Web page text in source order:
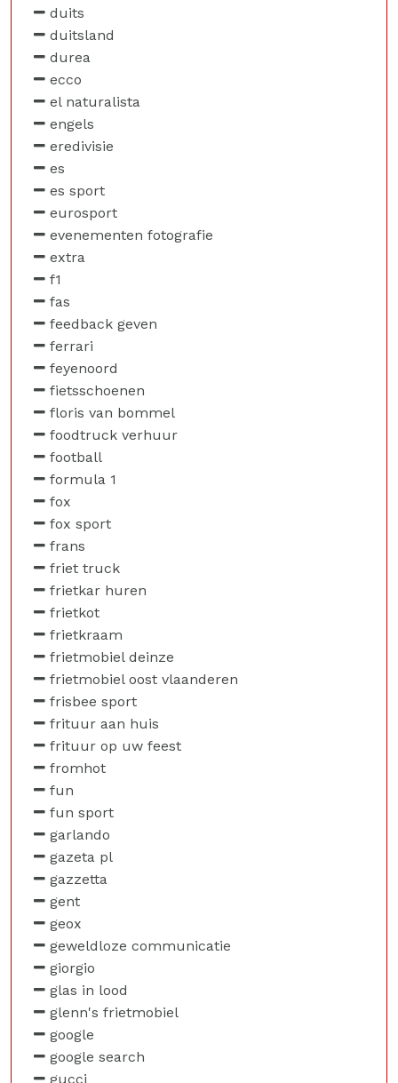
duits
duitsland
durea
ecco
el naturalista
engels
eredivisie
es
es sport
eurosport
evenementen fotografie
extra
f1
fas
feedback geven
ferrari
feyenoord
fietsschoenen
floris van bommel
foodtruck verhuur
football
formula 1
fox
fox sport
frans
friet truck
frietkar huren
frietkot
frietkraam
frietmobiel deinze
frietmobiel oost vlaanderen
frisbee sport
frituur aan huis
frituur op uw feest
fromhot
fun
fun sport
garlando
gazeta pl
gazzetta
gent
geox
geweldloze communicatie
giorgio
glas in lood
glenn's frietmobiel
google
google search
gucci